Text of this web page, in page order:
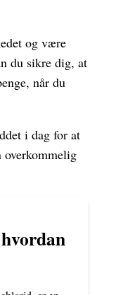
og være
du sikre dig, at
når du
i dag for at